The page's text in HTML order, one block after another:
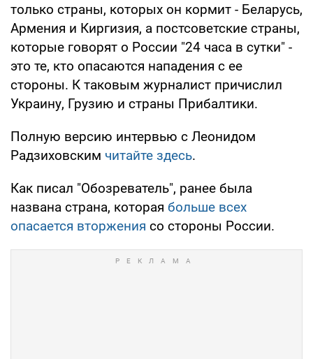
только страны, которых он кормит - Беларусь,
Армения и Киргизия, а постсоветские страны,
которые говорят о России "24 часа в сутки" -
это те, кто опасаются нападения с ее
стороны. К таковым журналист причислил
Украину, Грузию и страны Прибалтики.
Полную версию интервью с Леонидом
Радзиховским читайте здесь.
Как писал "Обозреватель", ранее была
названа страна, которая больше всех
опасается вторжения со стороны России.